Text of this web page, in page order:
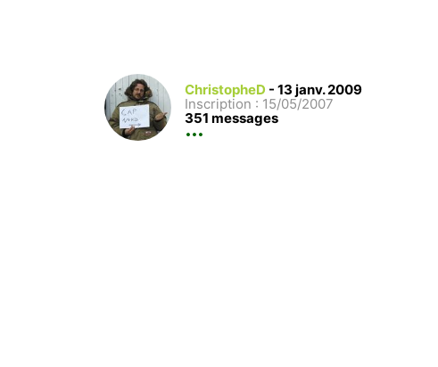
ChristopheD - 13 janv. 2009
Inscription : 15/05/2007
351 messages